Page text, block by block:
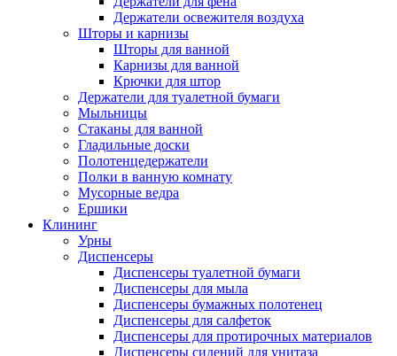
Держатели освежителя воздуха
Шторы и карнизы
Шторы для ванной
Карнизы для ванной
Крючки для штор
Держатели для туалетной бумаги
Мыльницы
Стаканы для ванной
Гладильные доски
Полотенцедержатели
Полки в ванную комнату
Мусорные ведра
Ершики
Клининг
Урны
Диспенсеры
Диспенсеры туалетной бумаги
Диспенсеры для мыла
Диспенсеры бумажных полотенец
Диспенсеры для салфеток
Диспенсеры для протирочных материалов
Диспенсеры сидений для унитаза